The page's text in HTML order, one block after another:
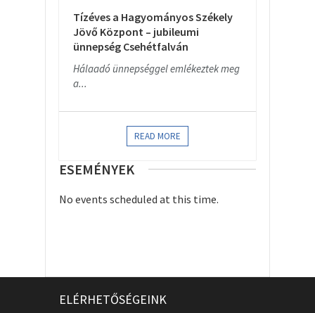
Tízéves a Hagyományos Székely
Jövő Központ – jubileumi
ünnepség Csehétfalván
Hálaadó ünnepséggel emlékeztek meg
a...
READ MORE
ESEMÉNYEK
No events scheduled at this time.
ELÉRHETŐSÉGEINK